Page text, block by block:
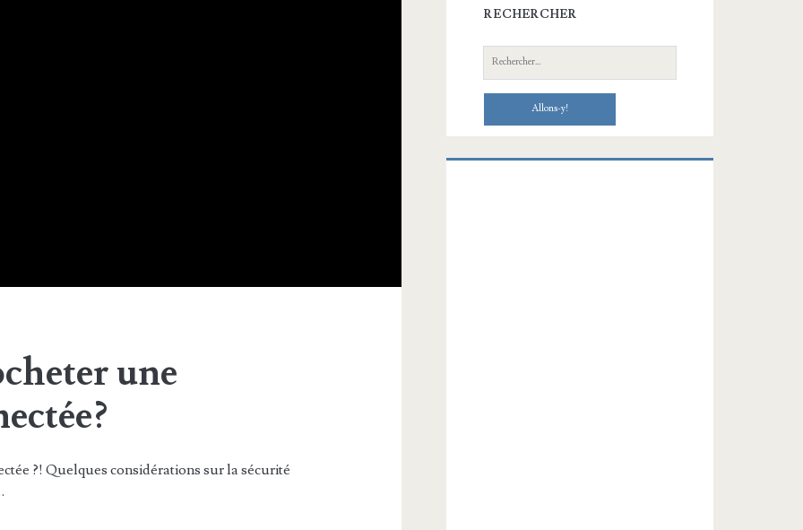
une
?! Quelques considérations sur la sécurité
RECHERCHER
Recherche: